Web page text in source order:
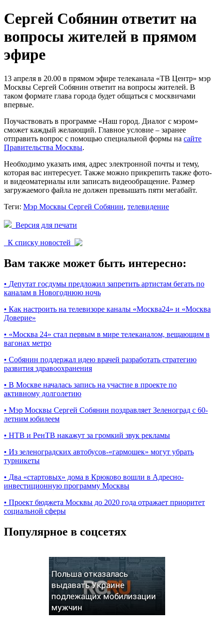
Сергей Собянин ответит на
вопросы жителей в прямом
эфире
13 апреля в 20.00 в прямом эфире телеканала «ТВ Центр» мэр
Москвы Сергей Собянин ответит на вопросы жителей. В
таком формате глава города будет общаться с москвичами
впервые.
Поучаствовать в программе «Наш город. Диалог с мэром»
сможет каждый желающий. Главное условие – заранее
отправить вопрос с помощью специальной формы на сайте
Правительства Москвы.
Необходимо указать имя, адрес электронной почты и тему,
которая вас интересует. Также можно прикрепить также фото-
и видеоматериалы или записать видеообращение. Размер
загружаемого файла не должен превышать пяти мегабайт.
Теги: Мэр Москвы Сергей Собянин, телевидение
Версия для печати
К списку новостей
Вам также может быть интересно:
• Депутат госдумы предложил запретить артистам бегать по
каналам в Новогоднюю ночь
• Как настроить на телевизоре каналы «Москва24» и «Москва
Доверие»
• «Москва 24» стал первым в мире телеканалом, вещающим в
вагонах метро
• Собянин поддержал идею врачей разработать стратегию
развития здравоохранения
• В Москве началась запись на участие в проекте по
активному долголетию
• Мэр Москвы Сергей Собянин поздравляет Зеленоград с 60-
летним юбилеем
• НТВ и РенТВ накажут за громкий звук рекламы
• Из зеленоградских автобусов-«гармошек» могут убрать
турникеты
• Два «стартовых» дома в Крюково вошли в Адресно-
инвестиционную программу Москвы
• Проект бюджета Москвы до 2020 года отражает приоритет
социальной сферы
Популярное в соцсетях
Польша отказалась
выдавать Украине
подлежащих мобилизации
мужчин